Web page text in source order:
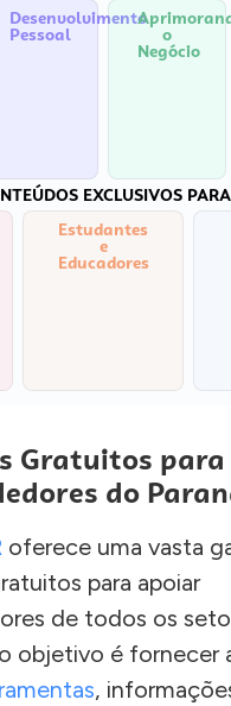
Desenvolvimento
Pessoal o
Negócio
EXCLUSIVOS PARA
Estudantes
e
Educadores
Gratuitos para
do
oferece uma vasta
para apoiar
de todos os
objetivo é fornecer
,